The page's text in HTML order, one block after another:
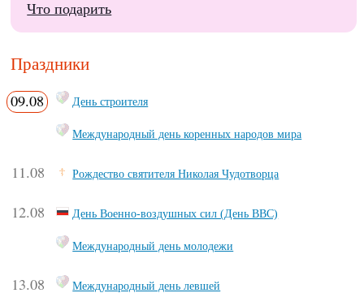
Что подарить
Праздники
09.08 День строителя
Международный день коренных народов мира
11.08 Рождество святителя Николая Чудотворца
12.08 День Военно-воздушных сил (День ВВС)
Международный день молодежи
13.08 Международный день левшей